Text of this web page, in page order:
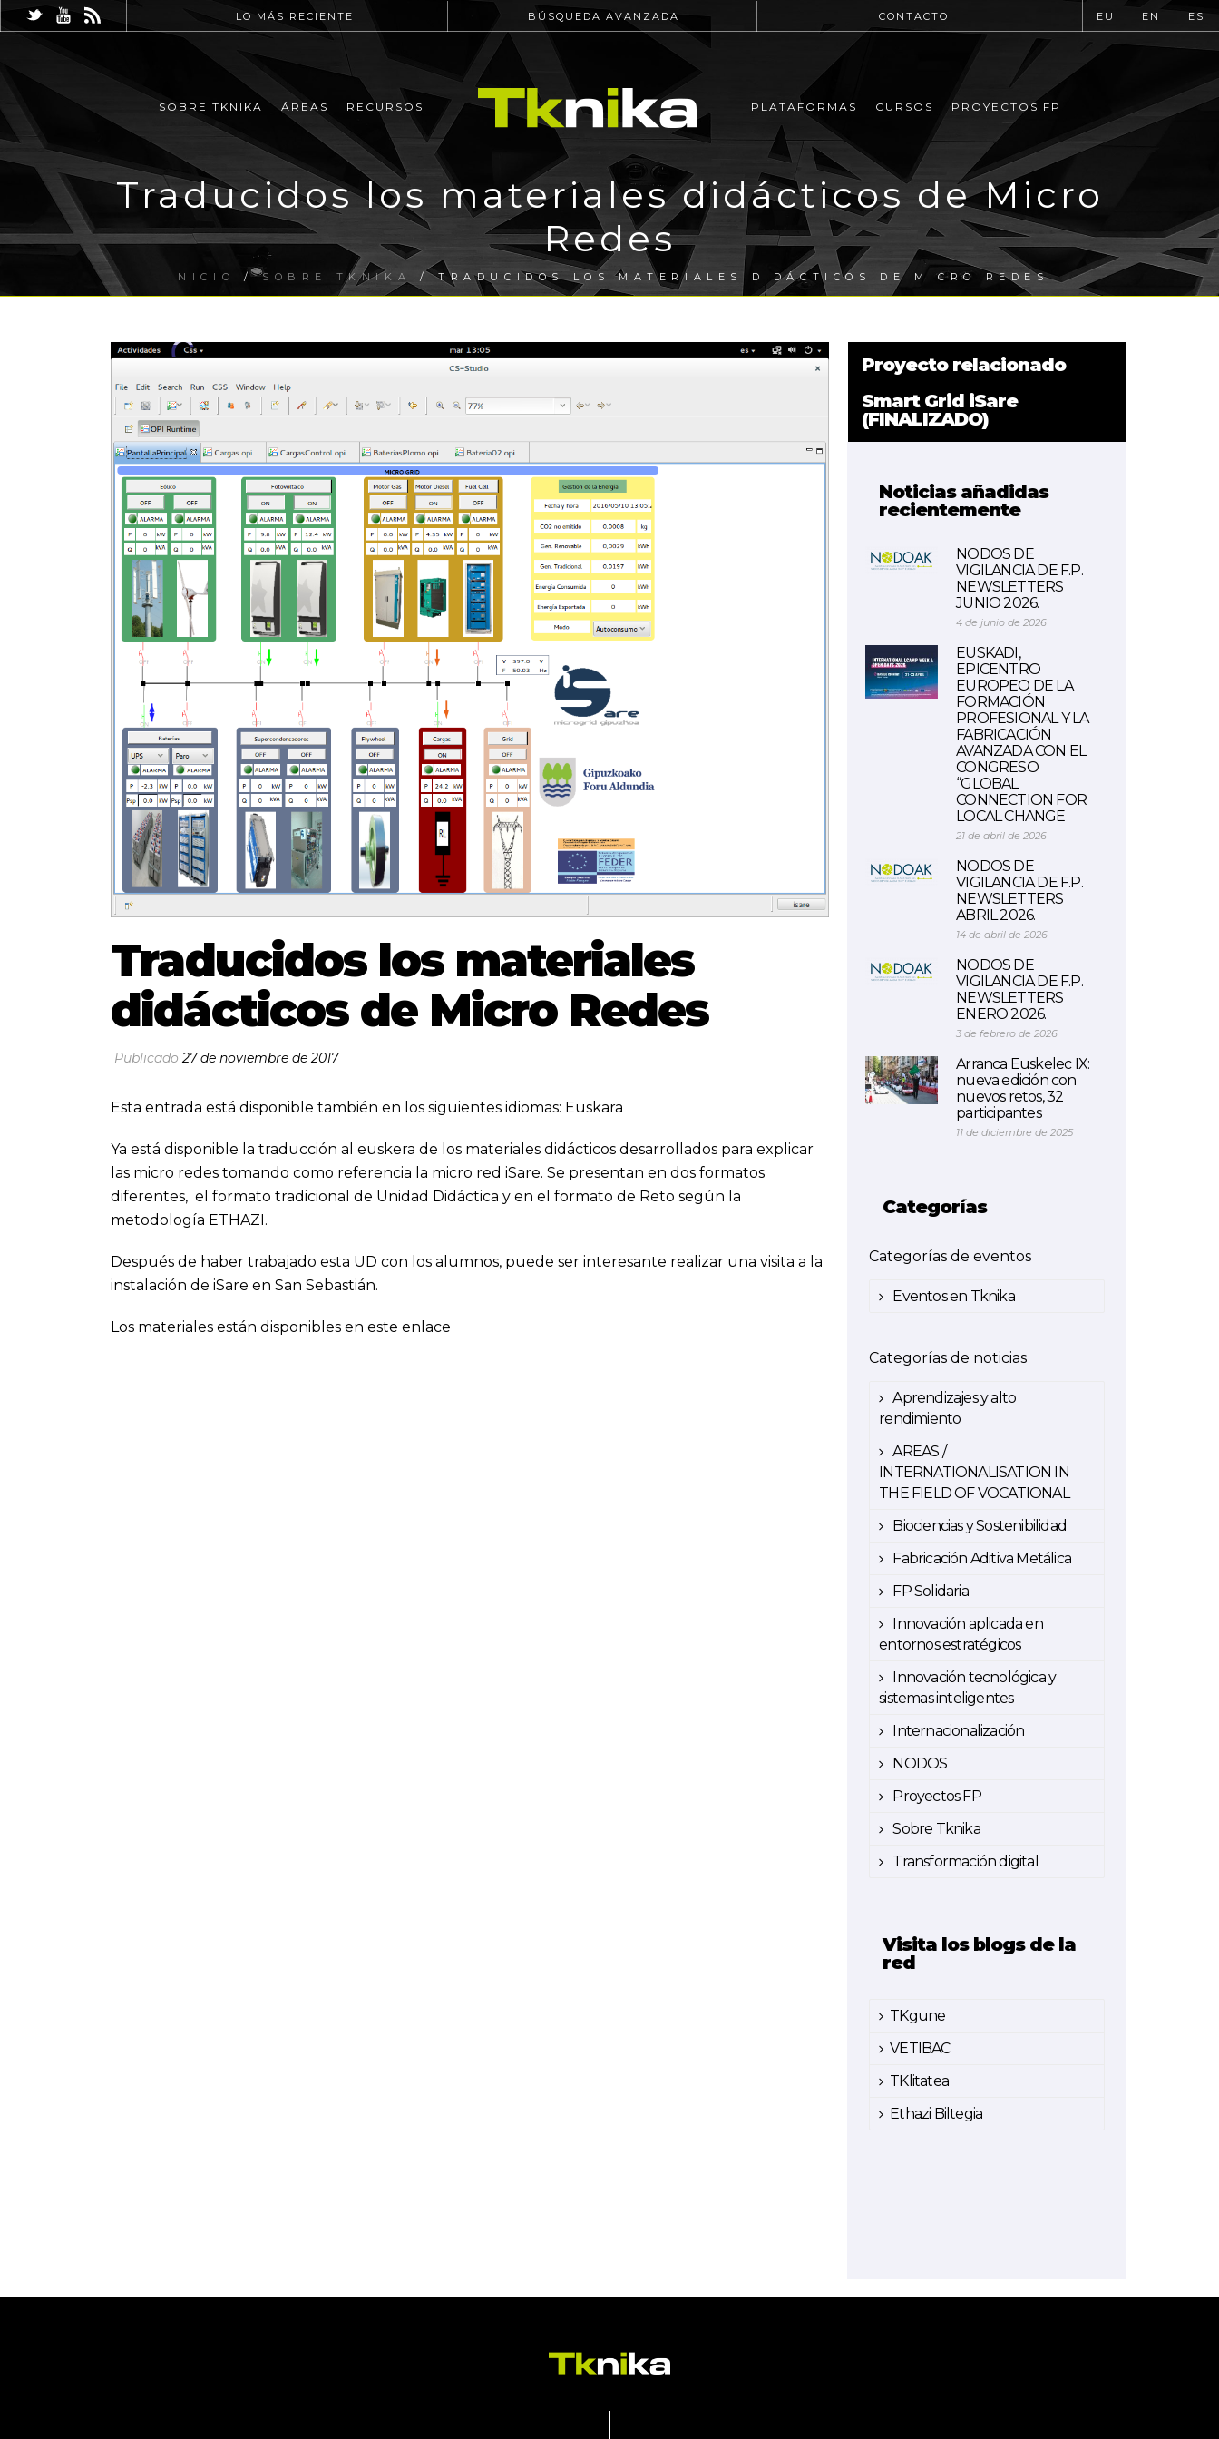
LO MÁS RECIENTE BÚSQUEDA AVANZADA CONTACTO EU EN ES
SOBRE TKNIKA ÁREAS RECURSOS PLATAFORMAS CURSOS PROYECTOS FP
Traducidos los materiales didácticos de Micro
Redes
INICIO /SOBRE TKNIKA / TRADUCIDOS LOS MATERIALES DIDÁCTICOS DE MICRO REDES
Traducidos los materiales
didácticos de Micro Redes
Publicado27 de noviembre de 2017
Esta entrada está disponible también en los siguientes idiomas: Euskara
Ya está disponible la traducción al euskera de los materiales didácticos desarrollados para explicar
las micro redes tomando como referencia la micro red iSare. Se presentan en dos formatos
diferentes, el formato tradicional de Unidad Didáctica y en el formato de Reto según la
metodología ETHAZI.
Después de haber trabajado esta UD con los alumnos, puede ser interesante realizar una visita a la
instalación de iSare en San Sebastián.
Los materiales están disponibles en este enlace
Proyecto relacionado
Smart Grid iSare
(FINALIZADO)
Noticias añadidas
recientemente
NODOS DE
VIGILANCIA DE F.P.
NEWSLETTERS
JUNIO 2026.
4 de junio de 2026
EUSKADI,
EPICENTRO
EUROPEO DE LA
FORMACIÓN
PROFESIONAL Y LA
FABRICACIÓN
AVANZADA CON EL
CONGRESO
“GLOBAL
CONNECTION FOR
LOCAL CHANGE
21 de abril de 2026
NODOS DE
VIGILANCIA DE F.P.
NEWSLETTERS
ABRIL 2026.
14 de abril de 2026
NODOS DE
VIGILANCIA DE F.P.
NEWSLETTERS
ENERO 2026.
3 de febrero de 2026
Arranca Euskelec IX:
nueva edición con
nuevos retos, 32
participantes
11 de diciembre de 2025
Categorías
Categorías de eventos
Eventos en Tknika
Categorías de noticias
Aprendizajes y alto
rendimiento
AREAS /
INTERNATIONALISATION IN
THE FIELD OF VOCATIONAL
Biociencias y Sostenibilidad
Fabricación Aditiva Metálica
FP Solidaria
Innovación aplicada en
entornos estratégicos
Innovación tecnológica y
sistemas inteligentes
Internacionalización
NODOS
Proyectos FP
Sobre Tknika
Transformación digital
Visita los blogs de la
red
TKgune
VETIBAC
TKlitatea
Ethazi Biltegia